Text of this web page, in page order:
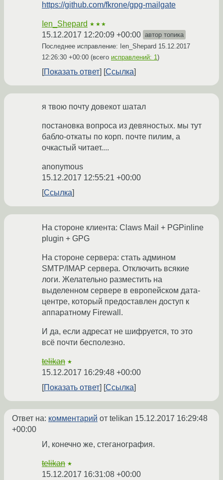
https://github.com/fkrone/gpg-mailgate
Ien_Shepard ★★★
15.12.2017 12:20:09 +00:00 автор топика
Последнее исправление: Ien_Shepard 15.12.2017
12:26:30 +00:00 (всего исправлений: 1)
Показать ответ Ссылка
я твою почту довекот шатал
постановка вопроса из девяностых. мы тут
бабло-откаты по корп. почте пилим, а
очкастый читает....
anonymous
15.12.2017 12:55:21 +00:00
Ссылка
На стороне клиента: Claws Mail + PGPinline
plugin + GPG
На стороне сервера: стать админом
SMTP/IMAP сервера. Отключить всякие
логи. Желательно разместить на
выделенном сервере в европейском дата-
центре, который предоставлен доступ к
аппаратному Firewall.
И да, если адресат не шифруется, то это
всё почти бесполезно.
telikan ★
15.12.2017 16:29:48 +00:00
Показать ответ
Ссылка
Ответ на: комментарий от telikan 15.12.2017 16:29:48
+00:00
И, конечно же, стеганография.
telikan ★
15.12.2017 16:31:08 +00:00